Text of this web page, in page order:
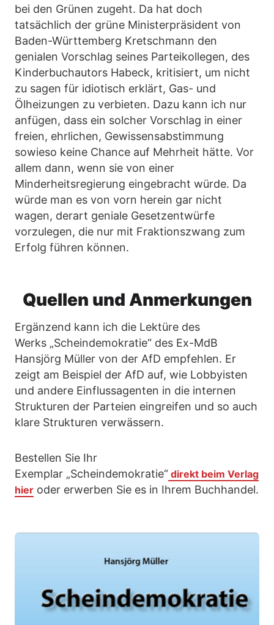
bei den Grünen zugeht. Da hat doch
tatsächlich der grüne Ministerpräsident von
Baden-Württemberg Kretschmann den
genialen Vorschlag seines Parteikollegen, des
Kinderbuchautors Habeck, kritisiert, um nicht
zu sagen für idiotisch erklärt, Gas- und
Ölheizungen zu verbieten. Dazu kann ich nur
anfügen, dass ein solcher Vorschlag in einer
freien, ehrlichen, Gewissensabstimmung
sowieso keine Chance auf Mehrheit hätte. Vor
allem dann, wenn sie von einer
Minderheitsregierung eingebracht würde. Da
würde man es von vorn herein gar nicht
wagen, derart geniale Gesetzentwürfe
vorzulegen, die nur mit Fraktionszwang zum
Erfolg führen können.
Quellen und Anmerkungen
Ergänzend kann ich die Lektüre des
Werks „Scheindemokratie“ des Ex-MdB
Hansjörg Müller von der AfD empfehlen. Er
zeigt am Beispiel der AfD auf, wie Lobbyisten
und andere Einflussagenten in die internen
Strukturen der Parteien eingreifen und so auch
klare Strukturen verwässern.
Bestellen Sie Ihr
Exemplar „Scheindemokratie“ direkt beim Verlag
hier oder erwerben Sie es in Ihrem Buchhandel.